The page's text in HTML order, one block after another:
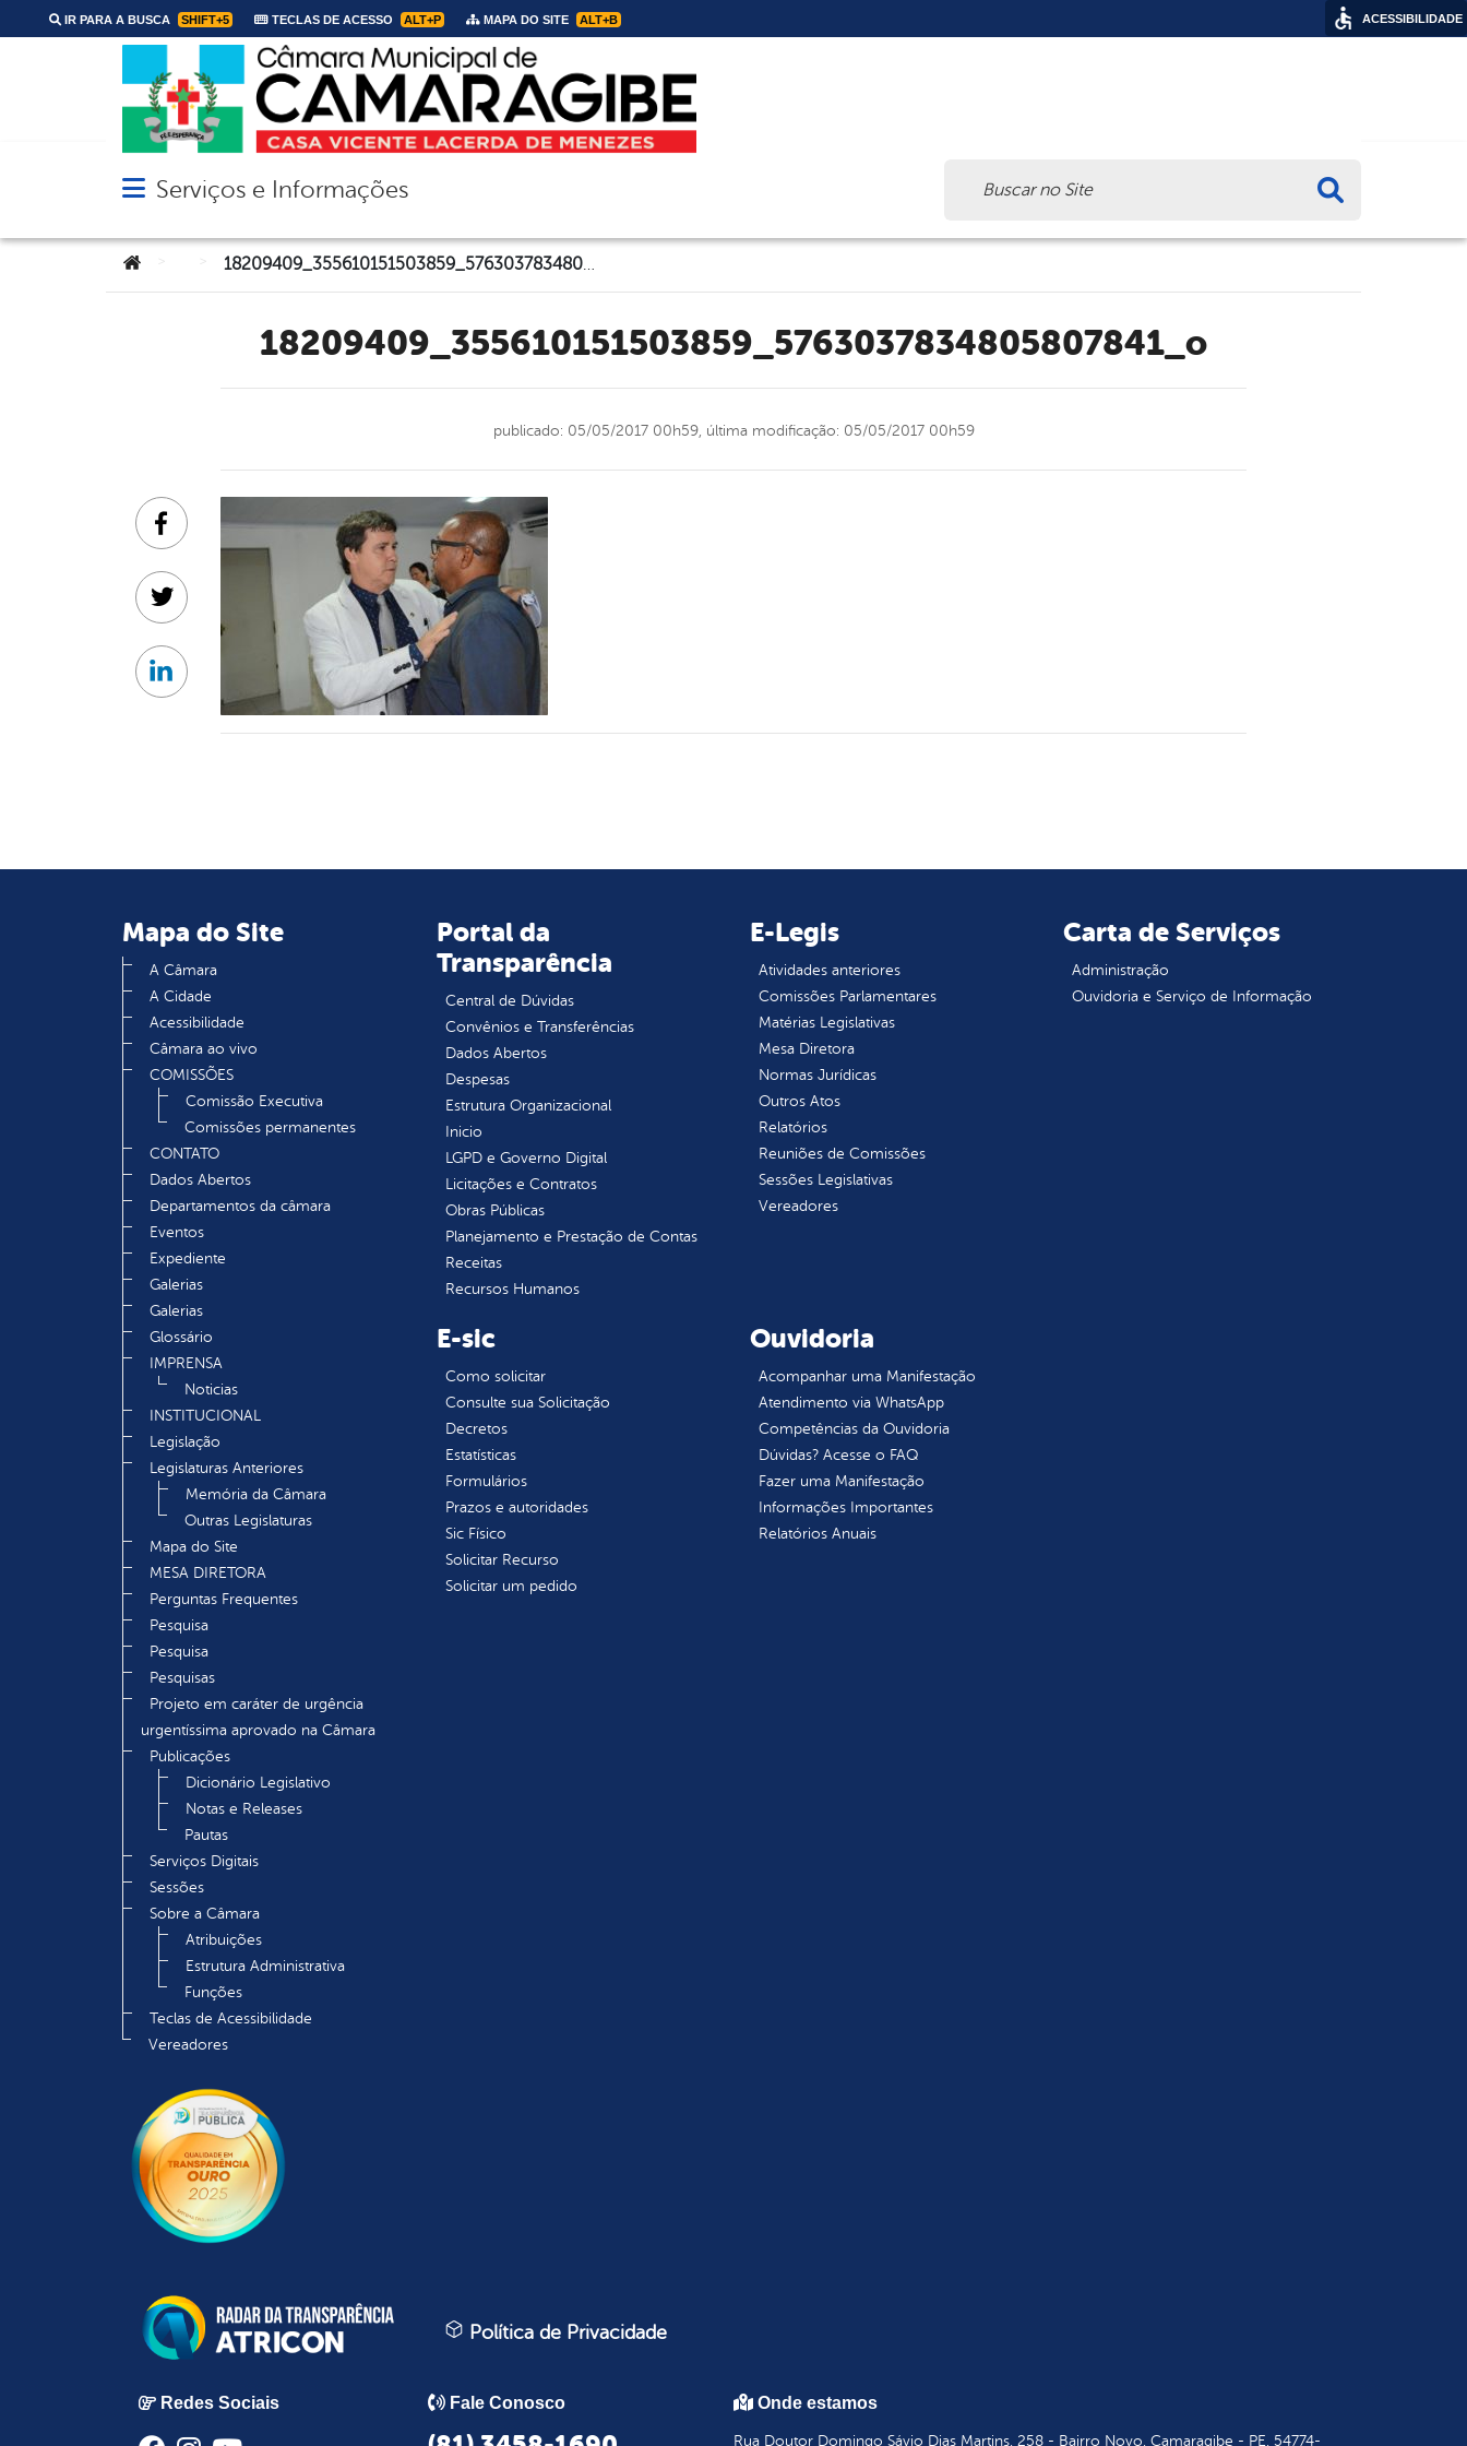
IR PARA A BUSCA SHIFT+5 TECLAS DE ACESSO ALT+P MAPA DO SITE ALT+B
Abrir menu principal de navegação
Serviços e Informações
Você está aqui: 18209409_355610151503859_5763037834805807841_o
18209409_355610151503859_5763037834805807841_o
publicado: 05/05/2017 00h59, última modificação: 05/05/2017 00h59
Facebook
Twitter
Linkedin
Mapa do Site
A Câmara
A Cidade
Acessibilidade
Câmara ao vivo
COMISSÕES
Comissão Executiva
Comissões permanentes
CONTATO
Dados Abertos
Departamentos da câmara
Eventos
Expediente
Galerias
Galerias
Glossário
IMPRENSA
Noticias
INSTITUCIONAL
Legislação
Legislaturas Anteriores
Memória da Câmara
Outras Legislaturas
Mapa do Site
MESA DIRETORA
Perguntas Frequentes
Pesquisa
Pesquisa
Pesquisas
Projeto em caráter de urgência
urgentíssima aprovado na Câmara
Publicações
Dicionário Legislativo
Notas e Releases
Pautas
Serviços Digitais
Sessões
Sobre a Câmara
Atribuições
Estrutura Administrativa
Funções
Teclas de Acessibilidade
Vereadores
Portal da
Transparência
Central de Dúvidas
Convênios e Transferências
Dados Abertos
Despesas
Estrutura Organizacional
Inicio
LGPD e Governo Digital
Licitações e Contratos
Obras Públicas
Planejamento e Prestação de Contas
Receitas
Recursos Humanos
E-Legis
Atividades anteriores
Comissões Parlamentares
Matérias Legislativas
Mesa Diretora
Normas Jurídicas
Outros Atos
Relatórios
Reuniões de Comissões
Sessões Legislativas
Vereadores
Carta de Serviços
Administração
Ouvidoria e Serviço de Informação
E-sic
Como solicitar
Consulte sua Solicitação
Decretos
Estatísticas
Formulários
Prazos e autoridades
Sic Físico
Solicitar Recurso
Solicitar um pedido
Ouvidoria
Acompanhar uma Manifestação
Atendimento via WhatsApp
Competências da Ouvidoria
Dúvidas? Acesse o FAQ
Fazer uma Manifestação
Informações Importantes
Relatórios Anuais
Política de Privacidade
Redes Sociais Fale Conosco Onde estamos
Rua Doutor Domingo Sávio Dias Martins, 258 - Bairro Novo, Camaragibe - PE, 54774-
ACESSIBILIDADE